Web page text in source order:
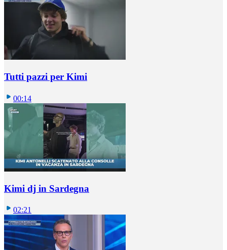
Tutti pazzi per Kimi
00:14
Kimi dj in Sardegna
02:21